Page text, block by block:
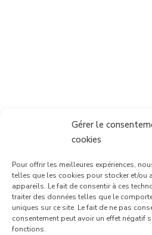
Gérer le
cookies
Pour offrir les meilleures expériences,
telles que les cookies pour stocker et/ou
appareils. Le fait de consentir à ces
traiter des données telles que le
uniques sur ce site. Le fait de ne pas
consentement peut avoir un effet négatif
fonctions.